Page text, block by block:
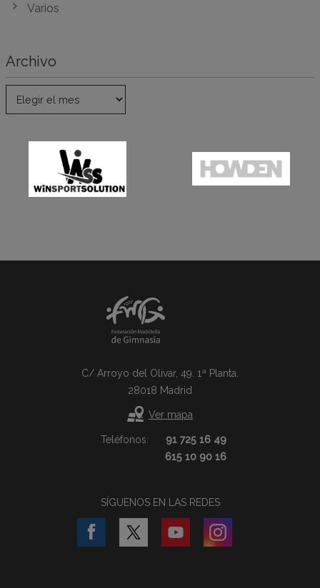
Varios
Archivo
C/ Arroyo del Olivar, 49. 1ª Planta.
28018 Madrid
Ver mapa
Teléfonos:
91 725 16 49
615 10 90 16
SÍGUENOS EN LAS REDES